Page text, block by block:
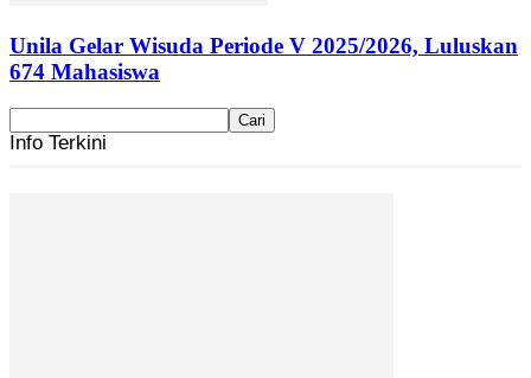
Unila Gelar Wisuda Periode V 2025/2026, Luluskan
674 Mahasiswa
Info Terkini